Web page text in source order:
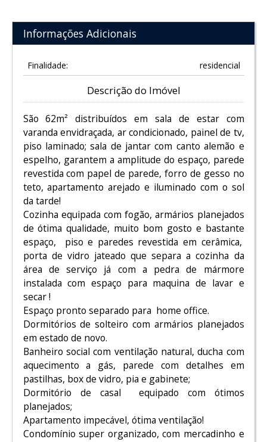
Informações Adicionais
Finalidade: residencial
Descrição do Imóvel
São 62m² distribuídos em sala de estar com
varanda envidraçada, ar condicionado, painel de tv,
piso laminado; sala de jantar com canto alemão e
espelho, garantem a amplitude do espaço, parede
revestida com papel de parede, forro de gesso no
teto, apartamento arejado e iluminado com o sol
da tarde!
Cozinha equipada com fogão, armários planejados
de ótima qualidade, muito bom gosto e bastante
espaço, piso e paredes revestida em cerâmica,
porta de vidro jateado que separa a cozinha da
área de serviço já com a pedra de mármore
instalada com espaço para maquina de lavar e
secar !
Espaço pronto separado para home office.
Dormitórios de solteiro com armários planejados
em estado de novo.
Banheiro social com ventilação natural, ducha com
aquecimento a gás, parede com detalhes em
pastilhas, box de vidro, pia e gabinete;
Dormitório de casal equipado com ótimos
planejados;
Apartamento impecável, ótima ventilação!
Condomínio super organizado, com mercadinho e